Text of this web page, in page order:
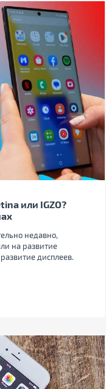
или IGZO?
недавно,
на развитие
дисплеев.